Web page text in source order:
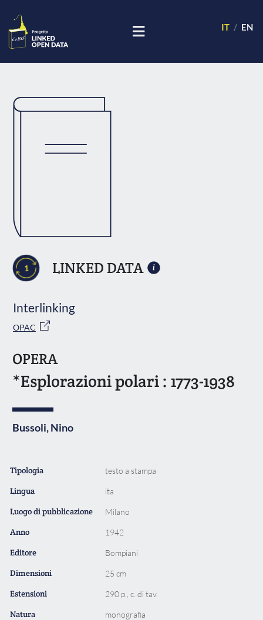
IT EN
1 LINKED DATA
Interlinking
OPAC
OPERA
*Esplorazioni polari : 1773-1938
Bussoli, Nino
Tipologia testo a stampa
Lingua ita
Luogo di pubblicazione Milano
Anno 1942
Editore Bompiani
Dimensioni 25 cm
Estensioni 290 p., c. di tav.
Natura monografia